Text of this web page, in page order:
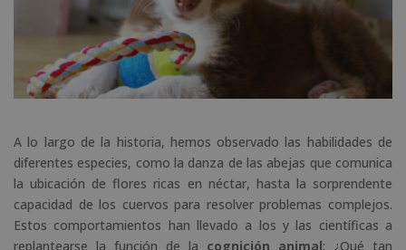
A lo largo de la historia, hemos observado las habilidades de
diferentes especies, como la danza de las abejas que comunica
la ubicación de flores ricas en néctar, hasta la sorprendente
capacidad de los cuervos para resolver problemas complejos.
Estos comportamientos han llevado a los y las científicas a
replantearse la función de la cognición animal: ¿Qué tan